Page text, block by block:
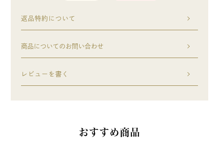
返品特約について
商品についてのお問い合わせ
レビューを書く
おすすめ商品